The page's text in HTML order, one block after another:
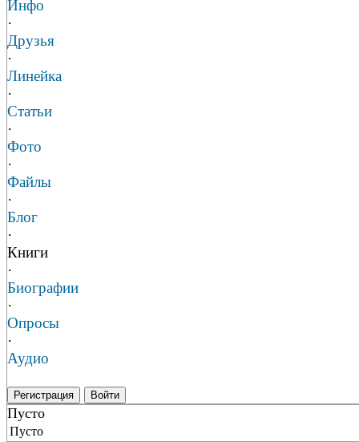
Инфо
·
Друзья
·
Линейка
·
Статьи
·
Фото
·
Файлы
·
Блог
·
Книги
·
Биографии
·
Опросы
·
Аудио
Регистрация Войти
Пусто
Пусто